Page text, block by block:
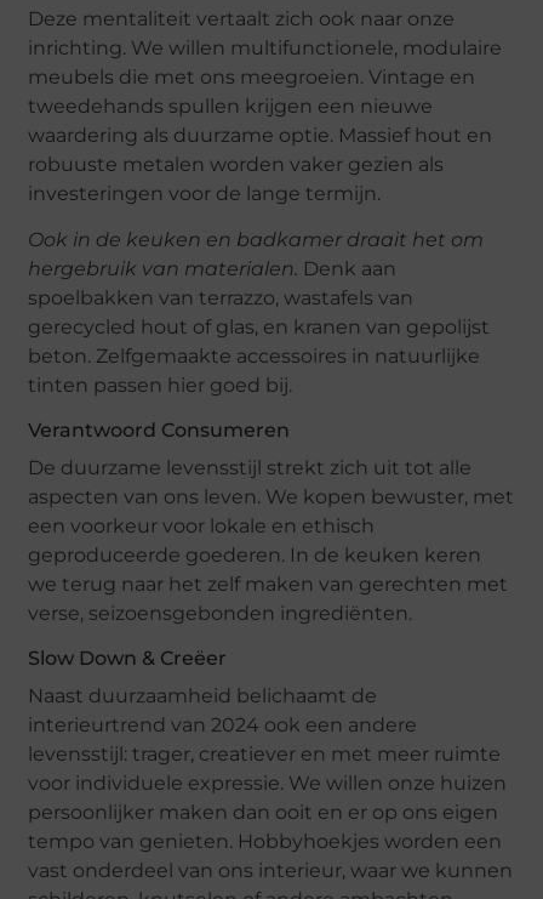
Deze mentaliteit vertaalt zich ook naar onze
inrichting. We willen multifunctionele, modulaire
meubels die met ons meegroeien. Vintage en
tweedehands spullen krijgen een nieuwe
waardering als duurzame optie. Massief hout en
robuuste metalen worden vaker gezien als
investeringen voor de lange termijn.
Ook in de keuken en badkamer draait het om
hergebruik van materialen. Denk aan
spoelbakken van terrazzo, wastafels van
gerecycled hout of glas, en kranen van gepolijst
beton. Zelfgemaakte accessoires in natuurlijke
tinten passen hier goed bij.
Verantwoord Consumeren
De duurzame levensstijl strekt zich uit tot alle
aspecten van ons leven. We kopen bewuster, met
een voorkeur voor lokale en ethisch
geproduceerde goederen. In de keuken keren
we terug naar het zelf maken van gerechten met
verse, seizoensgebonden ingrediënten.
Slow Down & Creëer
Naast duurzaamheid belichaamt de
interieurtrend van 2024 ook een andere
levensstijl: trager, creatiever en met meer ruimte
voor individuele expressie. We willen onze huizen
persoonlijker maken dan ooit en er op ons eigen
tempo van genieten. Hobbyhoekjes worden een
vast onderdeel van ons interieur, waar we kunnen